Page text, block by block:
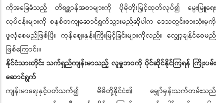
ကိုအခြေခံသည့် တိရစ္ဆာန်အစာများကို ပိုမိုတိုးမြှင့်ထုတ်လုပ်၍ မွေးမြူရေး
လုပ်ငန်းများကို စနစ်တကျဆောင်ရွက်သွားမည်ဆိုပါက ဒေသတွင်းစားသုံးမှုကို
ဖူလုံစေမည်ဖြစ်ပြီး ကုန်ဈေးနှုန်းကြီးမြင့်ခြင်းများကိုလည်း လျှော့ချနိုင်စေမည်
ဖြစ်ကြောင်း။
နိုင်ငံသားတိုင်း သက်ရှည်ကျန်းမာသည့် လူမှုဘဝကို ပိုင်ဆိုင်နိုင်ကြရန် ကြိုးပမ်း
ဆောင်ရွက်
ကျန်းမာရေးနှင့်ပတ်သက်၍ မိမိတို့နိုင်ငံ၏ မျှော်မှန်းသက်တမ်းသည်